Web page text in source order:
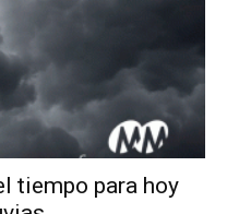
tiempo para hoy